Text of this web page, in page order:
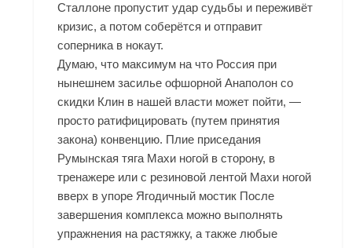
Сталлоне пропустит удар судьбы и переживёт
кризис, а потом соберётся и отправит
соперника в нокаут.
Думаю, что максимум на что Россия при
нынешнем засилье офшорнойАнаполон со
скидки Клин в нашей власти может пойти, —
просто ратифицировать (путем принятия
закона) конвенцию. Плие приседания
Румынская тяга Махи ногой в сторону, в
тренажере или с резиновой лентой Махи ногой
вверх в упоре Ягодичный мостик После
завершения комплекса можно выполнять
упражнения на растяжку, а также любые